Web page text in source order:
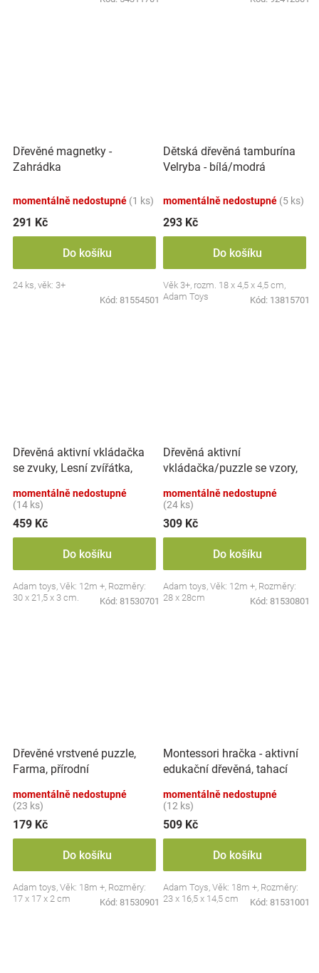
Dřevěné magnetky -
Zahrádka
momentálně nedostupné (1 ks)
291 Kč
Do košíku
24 ks, věk: 3+
Kód: 81554501
Dětská dřevěná tamburína
Velryba - bílá/modrá
momentálně nedostupné (5 ks)
293 Kč
Do košíku
Věk 3+, rozm. 18 x 4,5 x 4,5 cm,
Adam Toys
Kód: 13815701
Dřevěná aktivní vkládačka
se zvuky, Lesní zvířátka,
momentálně nedostupné
(14 ks)
459 Kč
Do košíku
Adam toys, Věk: 12m +, Rozměry:
30 x 21,5 x 3 cm.
Kód: 81530701
Dřevěná aktivní
vkládačka/puzzle se vzory,
momentálně nedostupné
(24 ks)
309 Kč
Do košíku
Adam toys, Věk: 12m +, Rozměry:
28 x 28cm
Kód: 81530801
Dřevěné vrstvené puzzle,
Farma, přírodní
momentálně nedostupné
(23 ks)
179 Kč
Do košíku
Adam toys, Věk: 18m +, Rozměry:
17 x 17 x 2 cm
Kód: 81530901
Montessori hračka - aktivní
edukační dřevěná, tahací
momentálně nedostupné
(12 ks)
509 Kč
Do košíku
Adam Toys, Věk: 18m +, Rozměry:
23 x 16,5 x 14,5 cm
Kód: 81531001